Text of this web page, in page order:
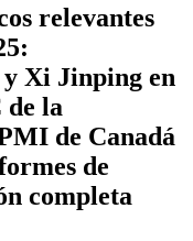
relevantes
Xi Jinping en
de la
de Canadá
de
completa